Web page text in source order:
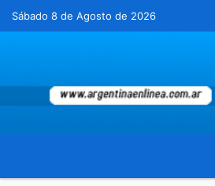
Sábado 8 de Agosto de 2026Hoy es Sábado 8 de